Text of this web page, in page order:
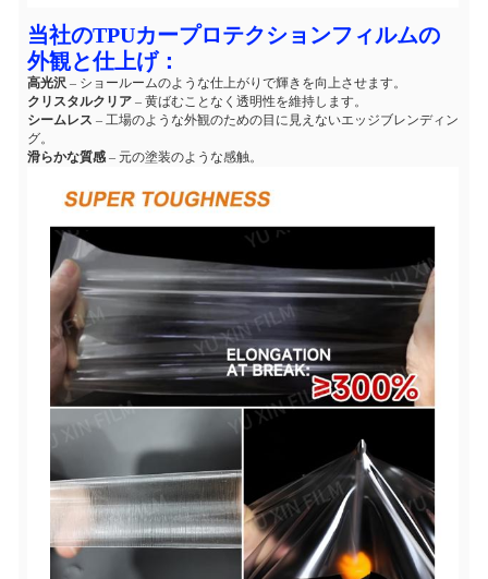
当社のTPUカープロテクションフィルムの
外観と仕上げ：
高光沢 – ショールームのような仕上がりで輝きを向上させます。
クリスタルクリア – 黄ばむことなく透明性を維持します。
シームレス – 工場のような外観のための目に見えないエッジブレンディン
グ。
滑らかな質感 – 元の塗装のような感触。